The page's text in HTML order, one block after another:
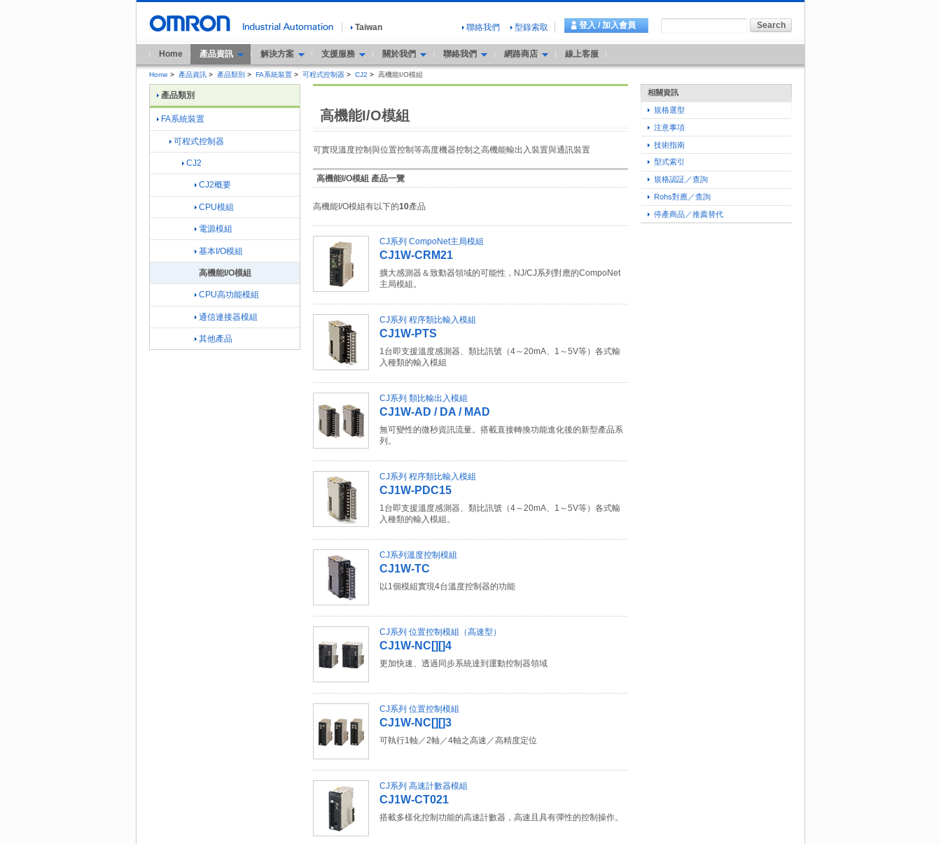
Taiwan 聯絡我們 型錄索取 登入 / 加入會員
Home 產品資訊 解決方案 支援服務 關於我們 聯絡我們 網路商店 線上客服
Home > 產品資訊 > 產品類別 > FA系統裝置 > 可程式控制器 > CJ2 > 高機能I/O模組
高機能I/O模組
可實現溫度控制與位置控制等高度機器控制之高機能輸出入裝置與通訊裝置
高機能I/O模組 產品一覽
高機能I/O模組有以下的10產品
CJ系列 CompoNet主局模組
CJ1W-CRM21
擴大感測器＆致動器領域的可能性，NJ/CJ系列對應的CompoNet
主局模組。
CJ系列 程序類比輸入模組
CJ1W-PTS
1台即支援溫度感測器、類比訊號（4～20mA、1～5V等）各式輸
入種類的輸入模組
CJ系列 類比輸出入模組
CJ1W-AD / DA / MAD
無可變性的微秒資訊流量。搭載直接轉換功能進化後的新型產品系
列。
CJ系列 程序類比輸入模組
CJ1W-PDC15
1台即支援溫度感測器、類比訊號（4～20mA、1～5V等）各式輸
入種類的輸入模組。
CJ系列溫度控制模組
CJ1W-TC
以1個模組實現4台溫度控制器的功能
CJ系列 位置控制模組（高速型）
CJ1W-NC[][]4
更加快速、透過同步系統達到運動控制器領域
CJ系列 位置控制模組
CJ1W-NC[][]3
可執行1軸／2軸／4軸之高速／高精度定位
CJ系列 高速計數器模組
CJ1W-CT021
搭載多樣化控制功能的高速計數器，高速且具有彈性的控制操作。
相關資訊
規格選型
注意事項
技術指南
型式索引
規格認証／查詢
Rohs對應／查詢
停產商品／推薦替代
產品類別
FA系統裝置
可程式控制器
CJ2
CJ2概要
CPU模組
電源模組
基本I/O模組
高機能I/O模組
CPU高功能模組
通信連接器模組
其他產品